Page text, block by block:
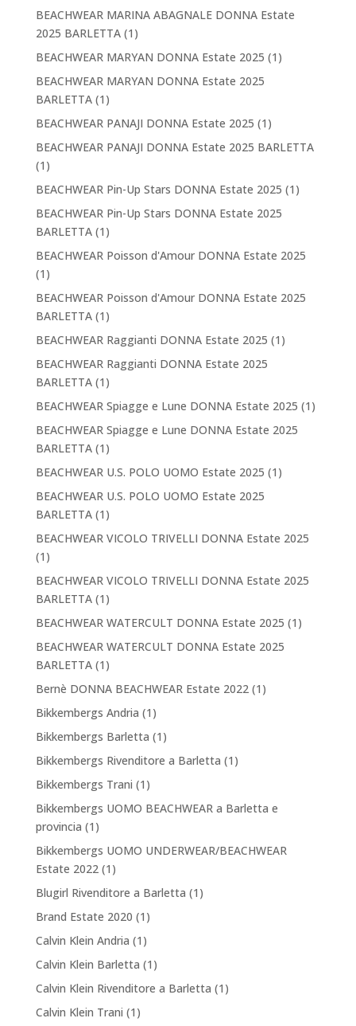
BEACHWEAR MARINA ABAGNALE DONNA Estate
2025 BARLETTA(1)
BEACHWEAR MARYAN DONNA Estate 2025 (1)
BEACHWEAR MARYAN DONNA Estate 2025
BARLETTA(1)
BEACHWEAR PANAJI DONNA Estate 2025 (1)
BEACHWEAR PANAJI DONNA Estate 2025 BARLETTA
(1)
BEACHWEAR Pin-Up Stars DONNA Estate 2025 (1)
BEACHWEAR Pin-Up Stars DONNA Estate 2025
BARLETTA(1)
BEACHWEAR Poisson d'Amour DONNA Estate 2025
(1)
BEACHWEAR Poisson d'Amour DONNA Estate 2025
BARLETTA(1)
BEACHWEAR Raggianti DONNA Estate 2025 (1)
BEACHWEAR Raggianti DONNA Estate 2025
BARLETTA(1)
BEACHWEAR Spiagge e Lune DONNA Estate 2025 (1)
BEACHWEAR Spiagge e Lune DONNA Estate 2025
BARLETTA(1)
BEACHWEAR U.S. POLO UOMO Estate 2025 (1)
BEACHWEAR U.S. POLO UOMO Estate 2025
BARLETTA(1)
BEACHWEAR VICOLO TRIVELLI DONNA Estate 2025
(1)
BEACHWEAR VICOLO TRIVELLI DONNA Estate 2025
BARLETTA(1)
BEACHWEAR WATERCULT DONNA Estate 2025 (1)
BEACHWEAR WATERCULT DONNA Estate 2025
BARLETTA(1)
Bernè DONNA BEACHWEAR Estate 2022(1)
Bikkembergs Andria (1)
Bikkembergs Barletta (1)
Bikkembergs Rivenditore a Barletta (1)
Bikkembergs Trani (1)
Bikkembergs UOMO BEACHWEAR a Barletta e
provincia (1)
Bikkembergs UOMO UNDERWEAR/BEACHWEAR
Estate 2022(1)
Blugirl Rivenditore a Barletta (1)
Brand Estate 2020 (1)
Calvin Klein Andria (1)
Calvin Klein Barletta (1)
Calvin Klein Rivenditore a Barletta (1)
Calvin Klein Trani (1)